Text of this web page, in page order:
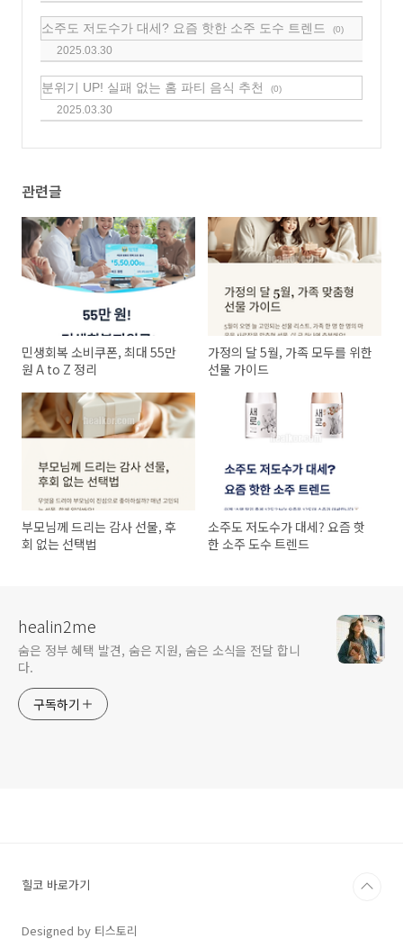
소주도 저도수가 대세? 요즘 핫한 소주 도수 트렌드 (0)
2025.03.30
분위기 UP! 실패 없는 홈 파티 음식 추천 (0)
2025.03.30
관련글
민생회복 소비쿠폰, 최대 55만
원 A to Z 정리
가정의 달 5월, 가족 모두를 위한
선물 가이드
부모님께 드리는 감사 선물, 후
회 없는 선택법
소주도 저도수가 대세? 요즘 핫
한 소주 도수 트렌드
healin2me
숨은 정부 혜택 발견, 숨은 지원, 숨은 소식을 전달 합니
다.
구독하기
힐코 바로가기
Designed by 티스토리